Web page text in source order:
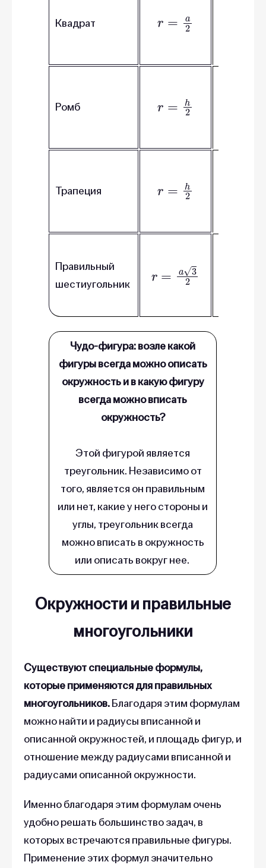
Квадрат
Ромб
Трапеция
Правильный
шестиугольник
2
Чудо-фигура: возле какой
фигуры всегда можно описать
окружность и в какую фигуру
всегда можно вписать
окружность?
Этой фигурой является
треугольник. Независимо от
того, является он правильным
или нет, какие у него стороны и
углы, треугольник всегда
можно вписать в окружность
или описать вокруг нее.
Окружности и правильные
многоугольники
Существуют специальные формулы,
которые применяются для правильных
многоугольников.Благодаря этим формулам
можно найти и радиусы вписанной и
описанной окружностей, и площадь фигур, и
отношение между радиусами вписанной и
радиусами описанной окружности.
Именно благодаря этим формулам очень
удобно решать большинство задач, в
которых встречаются правильные фигуры.
Применение этих формул значительно